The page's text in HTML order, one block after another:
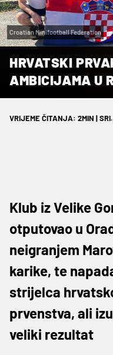
Croatian Minifootball Federation
HRVATSKI
AMBICIJAMA U
VRIJEME ČITANJA: 2MIN |
Klub iz Velike
otputovao u
neigranjem
karike, te
strijelca
prvenstva, ali
veliki rezultat